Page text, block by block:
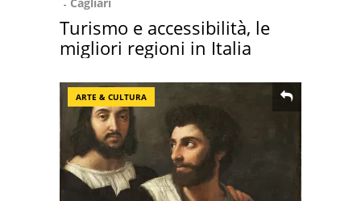
Turismo e accessibilità, le
migliori regioni in Italia
ARTE & CULTURA